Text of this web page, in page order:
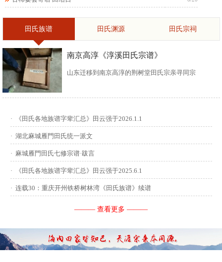
田氏族谱 田氏渊源 田氏宗祠
南京高淳《淳溪田氏宗谱》
山东迁移到南京高淳的荆树堂田氏宗亲寻同宗
· 《田氏各地族谱字辈汇总》田云强于2026.1.1
· 湖北麻城雁門田氏统一派文
· 麻城雁門田氏七修宗谱·跋言
· 《田氏各地族谱字辈汇总》田云强于2025.6.1
· 连载30：重庆开州铁桥树林湾《田氏族谱》续谱
——— 查看更多 ———